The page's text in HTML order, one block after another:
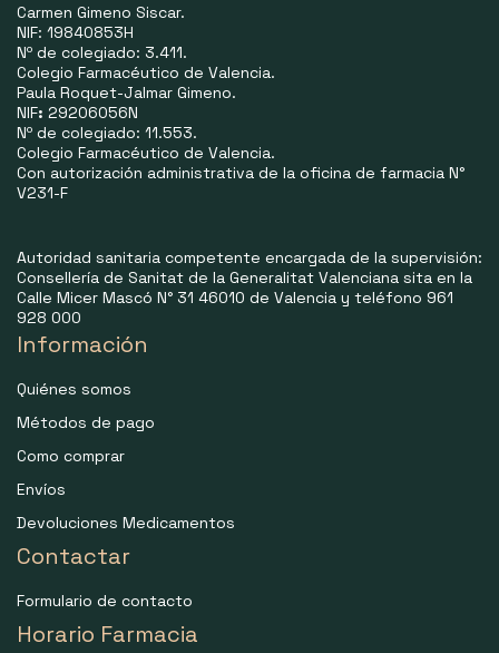
Carmen Gimeno Siscar.
NIF: 19840853H
Nº de colegiado: 3.411.
Colegio Farmacéutico de Valencia.
Paula Roquet-Jalmar Gimeno.
NIF: 29206056N
Nº de colegiado: 11.553.
Colegio Farmacéutico de Valencia.
Con autorización administrativa de la oficina de farmacia N°
V231-F
Autoridad sanitaria competente encargada de la supervisión:
Consellería de Sanitat de la Generalitat Valenciana sita en la
Calle Micer Mascó N° 31 46010 de Valencia y teléfono 961
928 000
Información
Quiénes somos
Métodos de pago
Como comprar
Envíos
Devoluciones Medicamentos
Contactar
Formulario de contacto
Horario Farmacia